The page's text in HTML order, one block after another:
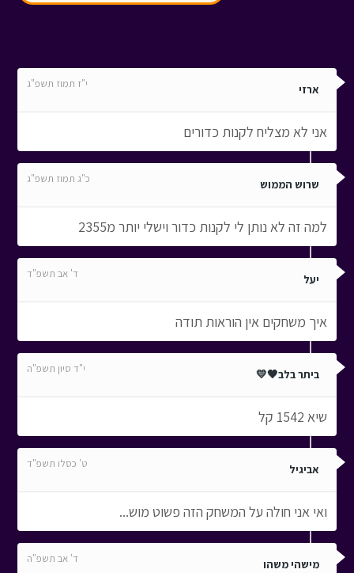
ארזי י"ז תמוז תשפ"ג
אני לא מצליח לקנות כדורים
שרוש הממוש כ"ג תמוז תשפ"ג
למה זה לא נותן לי לקנות כדור וישלי יותר מ2355
יעל ד' אב תשפ"ד
איך משחקים אין הוראות תודה
ביתר בלב🖤💛 י"ד סיון תשפ"ה
שיא 1542 קל
אביגיל ט' כסלו תשפ"ד
ואי אני חולה על המשחק הזה פשוט מוש...
מישהי משהו ד' אב תשפ"ה